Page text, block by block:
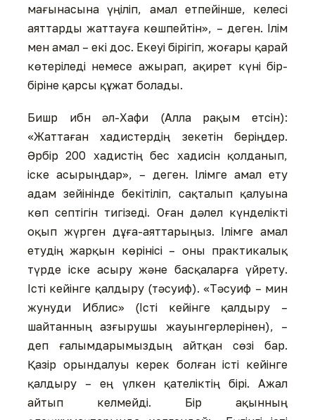
мағынасына үңіліп, амал етпейінше, келесі
аяттарды жаттауға көшпейтін», – деген. Ілім
мен амал – екі дос. Екеуі бірігіп, жоғары қарай
көтеріледі немесе ажырап, ақирет күні бір-
біріне қарсы құжат болады.
Бишр ибн әл-Хафи (Алла рақым етсін):
«Жаттаған хадистердің зекетін беріңдер.
Әрбір 200 хадистің бес хадисін қолданып,
іске асырыңдар», – деген. Ілімге амал ету
адам зейінінде бекітіліп, сақталып қалуына
көп септігін тигізеді. Оған дәлел күнделікті
оқып жүрген дұға-аяттарыңыз. Ілімге амал
етудің жарқын көрінісі – оны практикалық
түрде іске асыру және басқаларға үйрету.
Істі кейінге қалдыру (тәсуиф). «Тәсуиф – мин
жунуди Иблис» (Істі кейінге қалдыру –
шайтанның азғырушы жауынгерлерінен), –
деп ғалымдарымыздың айтқан сөзі бар.
Қазір орындалуы керек болған істі кейінге
қалдыру – ең үлкен қателіктің бірі. Ажал
айтып келмейді. Бір ақынның